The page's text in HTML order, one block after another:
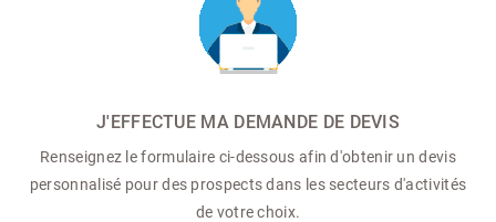
J'EFFECTUE MA DEMANDE DE DEVIS
Renseignez le formulaire ci-dessous afin d'obtenir un devis
personnalisé pour des prospects dans les secteurs d'activités
de votre choix.